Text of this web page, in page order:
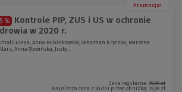
Promocja!
%
Kontrole PIP, ZUS i US w ochronie
w 2020 r.
Culepa, Anna Rubinkowska, Sebastian Kryczka, Marzena
Anna Słowińska, Justy...
Cena regularna: 79,99 zł
Najniższa cena z 30 dni przed obniżką: 79,99 zł